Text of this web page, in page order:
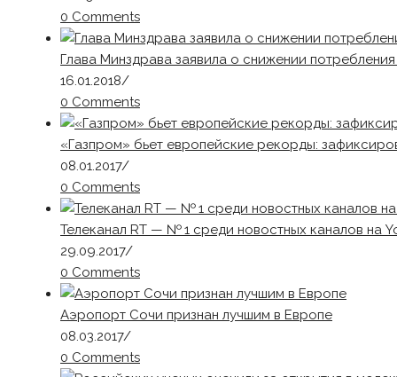
0 Comments
Глава Минздрава заявила о снижении
16.01.2018/
0 Comments
«Газпром» бьет европейские рекорды:
08.01.2017/
0 Comments
Телеканал RT — № 1 среди новостных каналов на
29.09.2017/
0 Comments
Аэропорт Сочи признан лучшим в Европе
08.03.2017/
0 Comments